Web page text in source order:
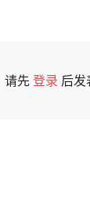
请先登录 后发